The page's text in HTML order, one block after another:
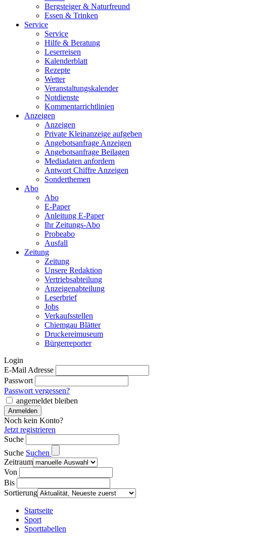
Bergsteiger & Naturfreund
Essen & Trinken
Service
Service
Hilfe & Beratung
Leserreisen
Kalenderblatt
Rezepte
Wetter
Veranstaltungskalender
Notdienste
Kommentarrichtlinien
Anzeigen
Anzeigen
Private Kleinanzeige aufgeben
Angebotsanfrage Anzeigen
Angebotsanfrage Beilagen
Mediadaten anfordern
Antwort Chiffre Anzeigen
Sonderthemen
Abo
Abo
E-Paper
Anleitung E-Paper
Ihr Zeitungs-Abo
Probeabo
Ausfall
Zeitung
Zeitung
Unsere Redaktion
Vertriebsabteilung
Anzeigenabteilung
Leserbrief
Jobs
Verkaufsstellen
Chiemgau Blätter
Druckereimuseum
Bürgerreporter
Login
E-Mail Adresse
Passwort
Passwort vergessen?
angemeldet bleiben
Noch kein Konto?
Jetzt registrieren
Suche
Suche Suchen
Zeitraum
Von
Bis
Sortierung
Startseite
Sport
Sporttabellen